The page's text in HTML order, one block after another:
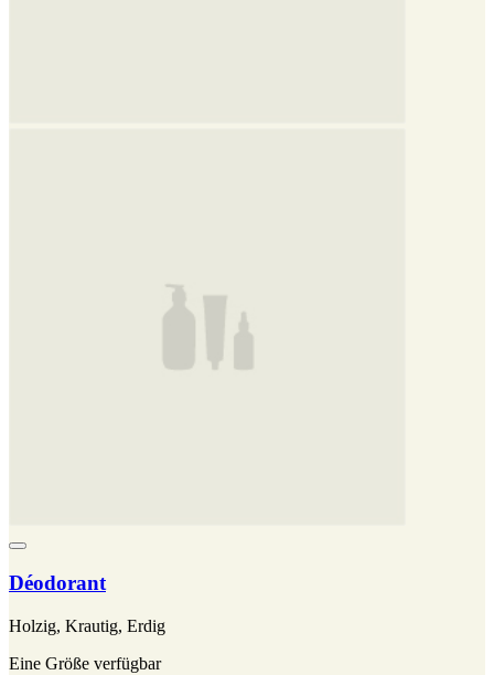
Déodorant
Holzig, Krautig, Erdig
Eine Größe verfügbar